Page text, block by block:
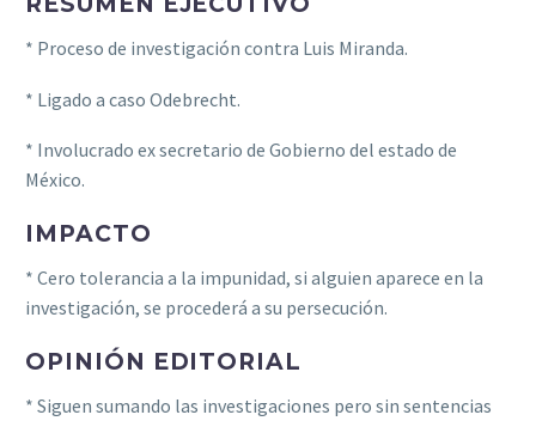
* Proceso de investigación contra Luis Miranda.
* Ligado a caso Odebrecht.
* Involucrado ex secretario de Gobierno del estado de
México.
IMPACTO
* Cero tolerancia a la impunidad, si alguien aparece en la
investigación, se procederá a su persecución.
OPINIÓN EDITORIAL
* Siguen sumando las investigaciones pero sin sentencias